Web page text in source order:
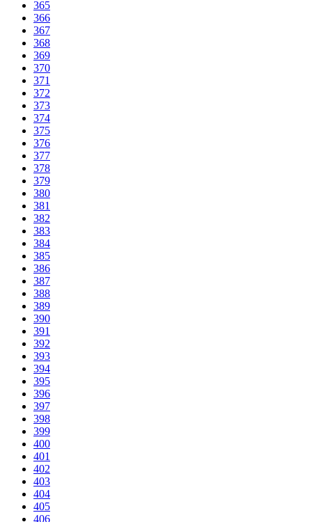
365
366
367
368
369
370
371
372
373
374
375
376
377
378
379
380
381
382
383
384
385
386
387
388
389
390
391
392
393
394
395
396
397
398
399
400
401
402
403
404
405
406